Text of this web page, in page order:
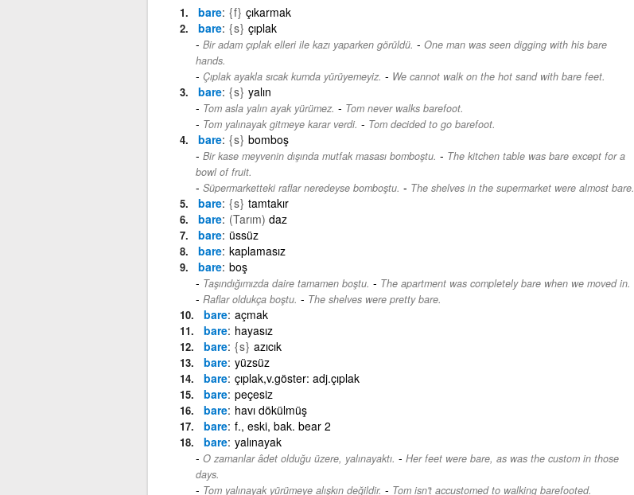
bare {f} çıkarmak
bare {s} çıplak
Bir adam çıplak elleri ile kazı yaparken görüldü. - One man was seen digging with his bare
hands.
Çıplak ayakla sıcak kumda yürüyemeyiz. - We cannot walk on the hot sand with bare feet.
bare {s} yalın
Tom asla yalın ayak yürümez. - Tom never walks barefoot.
Tom yalınayak gitmeye karar verdi. - Tom decided to go barefoot.
bare {s} bomboş
Bir kase meyvenin dışında mutfak masası bomboştu. - The kitchen table was bare except for a
bowl of fruit.
Süpermarketteki raflar neredeyse bomboştu. - The shelves in the supermarket were almost bare.
bare {s} tamtakır
bare (Tarım) daz
bare üssüz
bare kaplamasız
bare boş
Taşındığımızda daire tamamen boştu. - The apartment was completely bare when we moved in.
Raflar oldukça boştu. - The shelves were pretty bare.
bare açmak
bare hayasız
bare {s} azıcık
bare yüzsüz
bare çıplak,v.göster: adj.çıplak
bare peçesiz
bare havı dökülmüş
bare f., eski, bak. bear 2
bare yalınayak
O zamanlar âdet olduğu üzere, yalınayaktı. - Her feet were bare, as was the custom in those
days.
Tom yalınayak yürümeye alışkın değildir. - Tom isn't accustomed to walking barefooted.